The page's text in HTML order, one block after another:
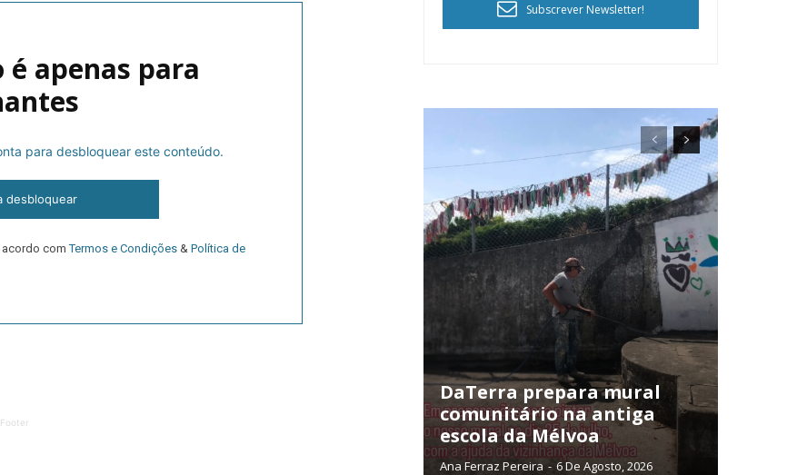
de Assinatura
do Região de Cister e ajude-nos a manter este serviço público!
assinante terá acesso a todos os conteúdos exclusivos e versões digitais.
ASSINATURA
DIGITAL ANUAL
é apenas para
para desbloquear este conteúdo.
desbloquear
acordo comTermos e Condições & Política de
Subscrever Newsletter!
DaTerra prepara mural
comunitário na antiga
escola da Mélvoa
Ana Ferraz Pereira - 6 De Agosto, 2026